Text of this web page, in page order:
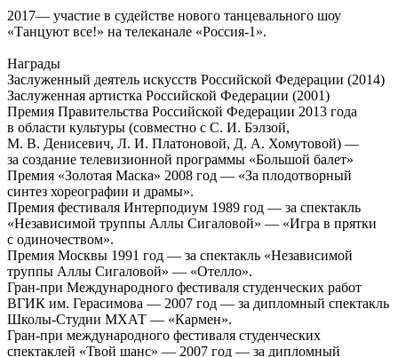
2017— участие в судействе нового танцевального шоу
«Танцуют все!» на телеканале «Россия-1».
Награды
Заслуженный деятель искусств Российской Федерации (2014)
Заслуженная артистка Российской Федерации (2001)
Премия Правительства Российской Федерации 2013 года
в области культуры (совместно с С. И. Бэлзой,
М. В. Денисевич, Л. И. Платоновой, Д. А. Хомутовой) —
за создание телевизионной программы «Большой балет»
Премия «Золотая Маска» 2008 год — «За плодотворный
синтез хореографии и драмы».
Премия фестиваля Интерподиум 1989 год — за спектакль
«Независимой труппы Аллы Сигаловой» — «Игра в прятки
с одиночеством».
Премия Москвы 1991 год — за спектакль «Независимой
труппы Аллы Сигаловой» — «Отелло».
Гран-при Международного фестиваля студенческих работ
ВГИК им. Герасимова — 2007 год — за дипломный спектакль
Школы-Студии МХАТ — «Кармен».
Гран-при международного фестиваля студенческих
спектаклей «Твой шанс» — 2007 год — за дипломный